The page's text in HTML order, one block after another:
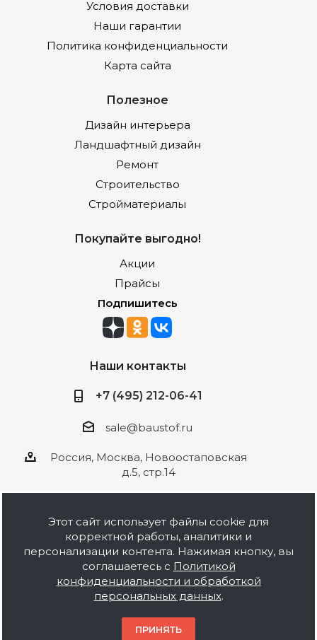
Условия доставки
Наши гарантии
Политика конфиденциальности
Карта сайта
Полезное
Дизайн интерьера
Ландшафтный дизайн
Ремонт
Строительство
Стройматериалы
Покупайте выгодно!
Акции
Прайсы
Подпишитесь
Наши контакты
+7 (495) 212-06-41
sale@baustof.ru
Россия, Москва, Новоостаповская
д.5, стр.14
2026 © ООО Баустов. Собственное
производство лакокрасочной продукции,
оптовая и розничная продажа строительных
материалов, комплектация объектов под ключ.
Информация на сайте носит ознакомительный
характер и не является публичной офертой.
Этот сайт использует файлы cookie для
корректной работы, аналитики и
персонализации контента. Нажимая кнопку, вы
соглашаетесь с Политикой
конфиденциальности и обработкой
персональных данных.
ПРИНЯТЬ